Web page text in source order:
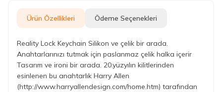
Ürün Özellikleri Ödeme Seçenekleri
Reality Lock Keychain Silikon ve çelik bir arada.
Anahtarlarınızı tutmak için paslanmaz çelik halka içerir
Tasarım ve ironi bir arada. 20.yüzyılın kilitlerinden
esinlenen bu anahtarlık Harry Allen
(http://www.harryallendesign.com/home.htm) tarafından